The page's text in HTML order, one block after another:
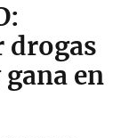
drogas
gana en